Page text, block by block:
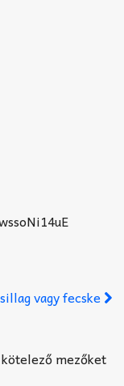
vagy fecske
mezőket